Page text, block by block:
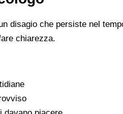
disagio che persiste nel
chiarezza.